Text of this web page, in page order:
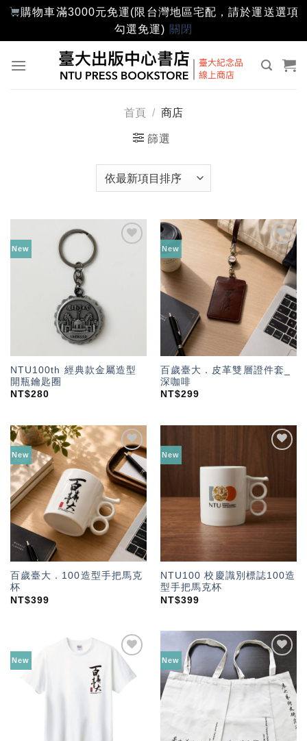
購物車滿3000元免運(限台灣地區宅配，請於運送選項
勾選免運) 關閉
首頁 / 商店
篩選
New
NTU100th 經典款金屬造型
開瓶鑰匙圈
NT$280
New
加入
「願
望輕
單」
百歲臺大．皮革雙層證件套_
深咖啡
NT$299
New
加入
「願
望輕
單」
百歲臺大．100造型手把馬克
杯
NT$399
New
NTU100 校慶識別標誌100造
型手把馬克杯
NT$399
New
加入
「願
New
加入
「願
望輕
單」